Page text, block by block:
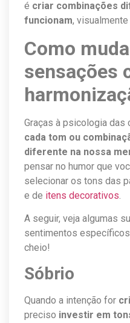
é criar combinações
funcionam,
Como
sensações
Graças à psicologia
cada tom ou
diferente na nossa
pensar no humor que
selecionar os tons das
e de itens decorativos
A seguir, veja algumas
sentimentos
cheio!
Sóbrio
Quando a intenção for
preciso investir em